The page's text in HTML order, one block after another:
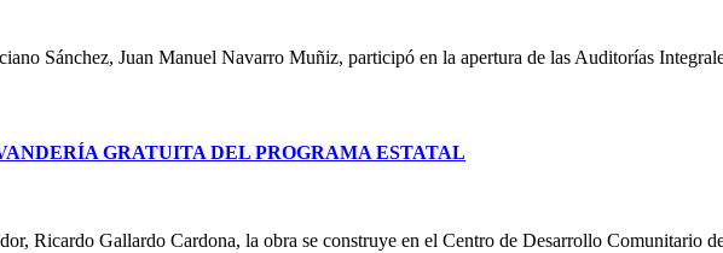
Sánchez, Juan Manuel Navarro Muñiz, participó en la apertura de las Auditorías
GRATUITA DEL PROGRAMA ESTATAL
Ricardo Gallardo Cardona, la obra se construye en el Centro de Desarrollo Comunitario